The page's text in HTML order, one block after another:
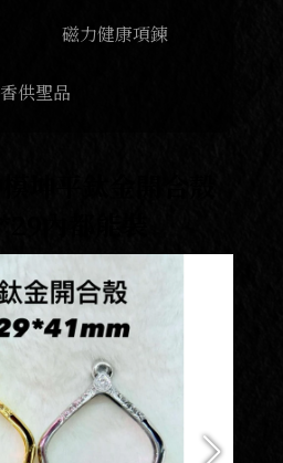
磁力健康項鍊
香供聖品